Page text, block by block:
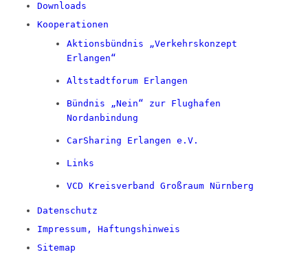
Downloads
Kooperationen
Aktionsbündnis „Verkehrskonzept
Erlangen“
Altstadtforum Erlangen
Bündnis „Nein“ zur Flughafen
Nordanbindung
CarSharing Erlangen e.V.
Links
VCD Kreisverband Großraum Nürnberg
Datenschutz
Impressum, Haftungshinweis
Sitemap